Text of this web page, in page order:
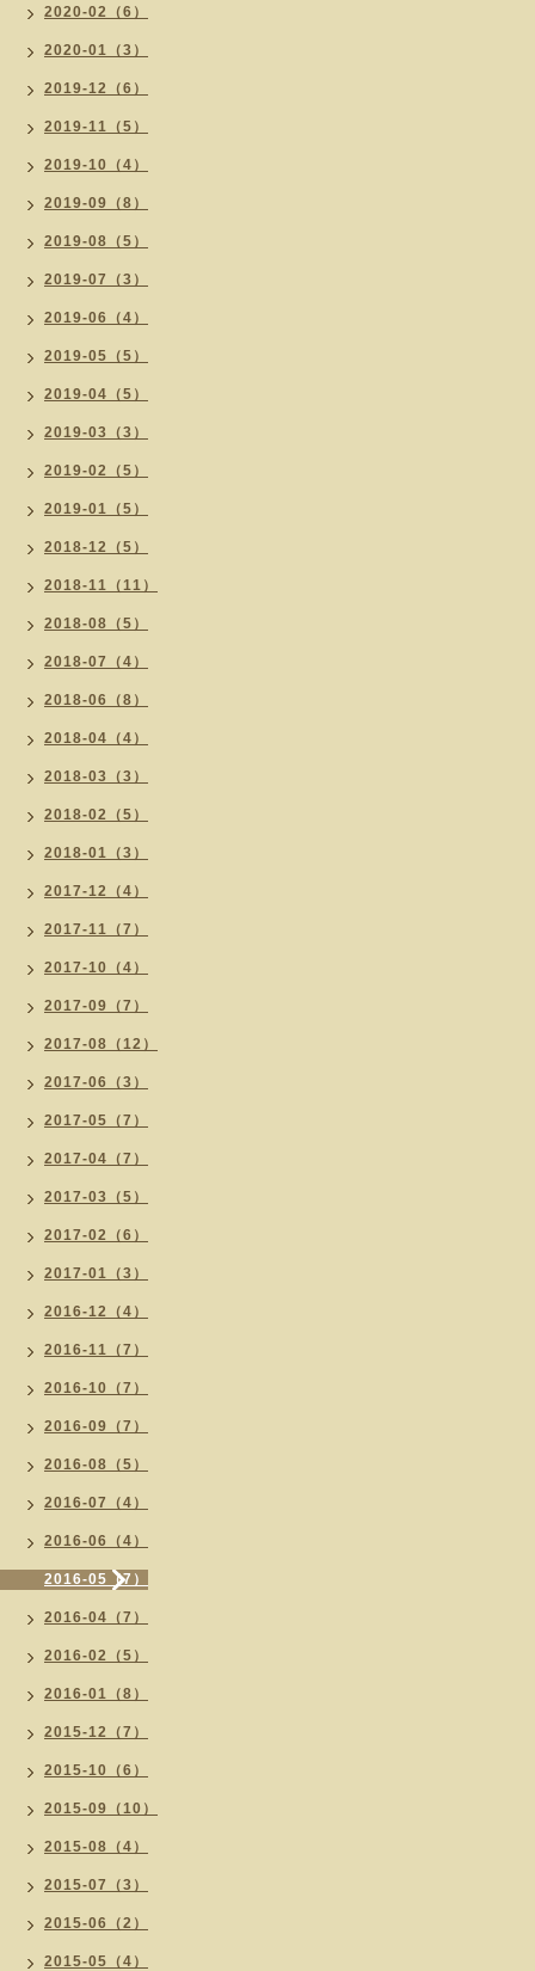
2020-02（6）
2020-01（3）
2019-12（6）
2019-11（5）
2019-10（4）
2019-09（8）
2019-08（5）
2019-07（3）
2019-06（4）
2019-05（5）
2019-04（5）
2019-03（3）
2019-02（5）
2019-01（5）
2018-12（5）
2018-11（11）
2018-08（5）
2018-07（4）
2018-06（8）
2018-04（4）
2018-03（3）
2018-02（5）
2018-01（3）
2017-12（4）
2017-11（7）
2017-10（4）
2017-09（7）
2017-08（12）
2017-06（3）
2017-05（7）
2017-04（7）
2017-03（5）
2017-02（6）
2017-01（3）
2016-12（4）
2016-11（7）
2016-10（7）
2016-09（7）
2016-08（5）
2016-07（4）
2016-06（4）
2016-05（7）
2016-04（7）
2016-02（5）
2016-01（8）
2015-12（7）
2015-10（6）
2015-09（10）
2015-08（4）
2015-07（3）
2015-06（2）
2015-05（4）